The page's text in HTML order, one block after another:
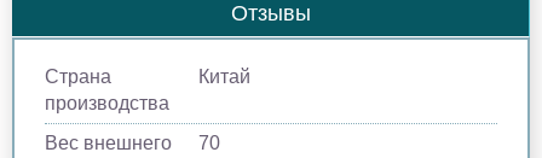
Отзывы
Страна
производства
Китай
Вес внешнего
70